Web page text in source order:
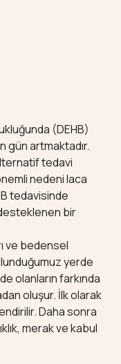
(DEHB)
gün artmaktadır.
tedavi
nedeni laca
tedavisinde
bir
ve bedensel
yerde
olanların farkında
oluşur. İlk olarak
Daha sonra
merak ve kabul